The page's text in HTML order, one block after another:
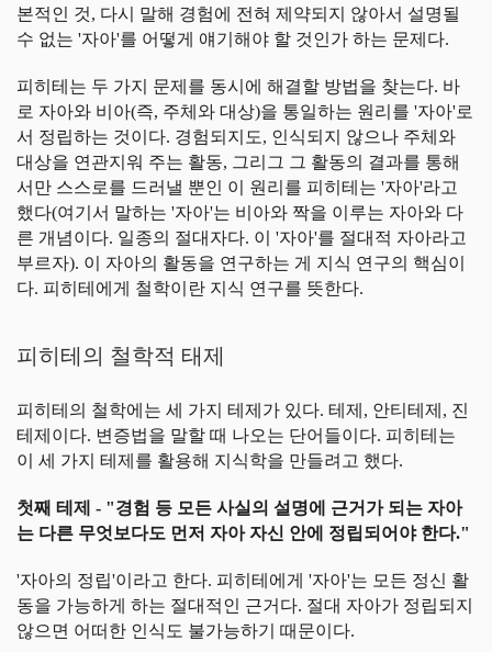
본적인 것, 다시 말해 경험에 전혀 제약되지 않아서 설명될
수 없는 '자아'를 어떻게 얘기해야 할 것인가 하는 문제다.
피히테는 두 가지 문제를 동시에 해결할 방법을 찾는다. 바
로 자아와 비아(즉, 주체와 대상)을 통일하는 원리를 '자아'로
서 정립하는 것이다. 경험되지도, 인식되지 않으나 주체와
대상을 연관지워 주는 활동, 그리그 그 활동의 결과를 통해
서만 스스로를 드러낼 뿐인 이 원리를 피히테는 '자아'라고
했다(여기서 말하는 '자아'는 비아와 짝을 이루는 자아와 다
른 개념이다. 일종의 절대자다. 이 '자아'를 절대적 자아라고
부르자). 이 자아의 활동을 연구하는 게 지식 연구의 핵심이
다. 피히테에게 철학이란 지식 연구를 뜻한다.
피히테의 철학적 태제
피히테의 철학에는 세 가지 테제가 있다. 테제, 안티테제, 진
테제이다. 변증법을 말할 때 나오는 단어들이다. 피히테는
이 세 가지 테제를 활용해 지식학을 만들려고 했다.
첫째 테제 - "경험 등 모든 사실의 설명에 근거가 되는 자아
는 다른 무엇보다도 먼저 자아 자신 안에 정립되어야 한다."
'자아의 정립'이라고 한다. 피히테에게 '자아'는 모든 정신 활
동을 가능하게 하는 절대적인 근거다. 절대 자아가 정립되지
않으면 어떠한 인식도 불가능하기 때문이다.